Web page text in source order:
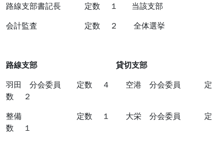
路線支部書記長 定数 １ 当該支部
会計監査 定数 ２ 全体選挙
路線支部
貸切支部
羽田 分会委員 定数 ４ 空港 分会委員 定
数 ２
整備 定数 １ 大栄 分会委員 定
数 １